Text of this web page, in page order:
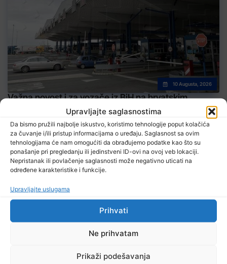
Upravljajte saglasnostima
Da bismo pružili najbolje iskustvo, koristimo tehnologije poput kolačića
za čuvanje i/ili pristup informacijama o uređaju. Saglasnost sa ovim
tehnologijama će nam omogućiti da obrađujemo podatke kao što su
ponašanje pri pregledanju ili jedinstveni ID-ovi na ovoj veb lokaciji.
Nepristanak ili povlačenje saglasnosti može negativno uticati na
određene karakteristike i funkcije.
Upravljajte uslugama
Prihvati
Ne prihvatam
Prikaži podešavanja
10 Augusta, 2026
Važna novost i za vozače iz BiH na hrvatskim
10 Augusta, 2026